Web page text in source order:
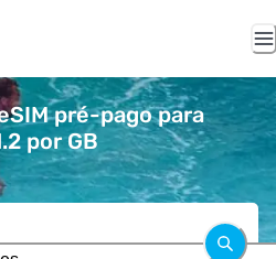
pré-pago para
por GB